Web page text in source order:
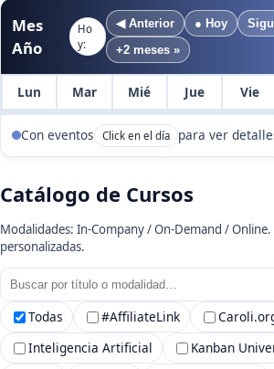
Mes
Año
Ho
y:
◀︎ Anterior ● Hoy
+2 meses »
Lun Mar Mié Jue Vie
Con eventos Click en el día para ver
Catálogo de Cursos
Modalidades: In‑Company / On‑Demand /
personalizadas.
Todas #AffiliateLink
Inteligencia Artificial
Kanban